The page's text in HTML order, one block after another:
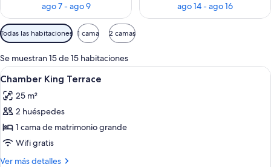
ago 7 - ago 9
ago 14 - ago 16
Filtros
disponibles
para
las
habitaciones
Todas las habitaciones 1 cama 2 camas
Se muestran 15 de 15 habitaciones
Abrir
todas
las
fotos
de
Chamber
King
Habitación de hotel con una cama
5
Chamber King Terrace
25 m²
2 huéspedes
1 cama de matrimonio grande
Wifi gratis
Ver más detalles
Más